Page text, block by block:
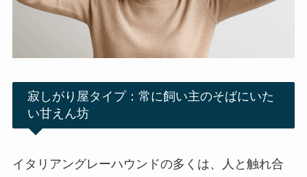
寂しがり屋タイプ：常に飼い主のそばにいた
い甘えん坊
イタリアングレーハウンドの多くは、人と触れ合